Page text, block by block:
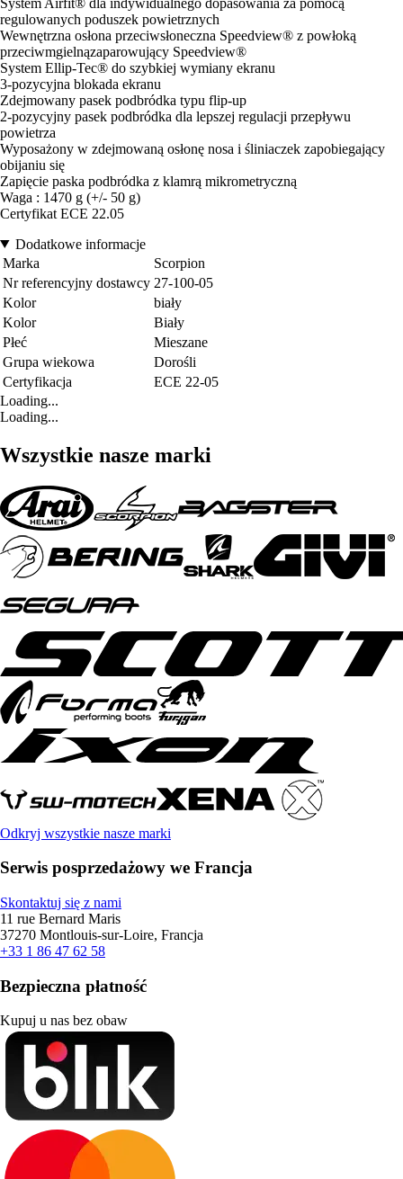
regulowanych poduszek powietrznych
Wewnętrzna osłona przeciwsłoneczna Speedview® z powłoką
przeciwmgielnązaparowujący Speedview®
System Ellip-Tec® do szybkiej wymiany ekranu
3-pozycyjna blokada ekranu
Zdejmowany pasek podbródka typu flip-up
2-pozycyjny pasek podbródka dla lepszej regulacji przepływu
powietrza
Wyposażony w zdejmowaną osłonę nosa i śliniaczek zapobiegający
obijaniu się
Zapięcie paska podbródka z klamrą mikrometryczną
Waga : 1470 g (+/- 50 g)
Certyfikat ECE 22.05
Dodatkowe informacje
Marka
Scorpion
Nr referencyjny dostawcy 27-100-05
Kolor
biały
Kolor
Biały
Płeć
Mieszane
Grupa wiekowa
Dorośli
Certyfikacja
ECE 22-05
Loading...
Loading...
Wszystkie nasze marki
Odkryj wszystkie nasze marki
Serwis posprzedażowy we Francja
Skontaktuj się z nami
11 rue Bernard Maris
37270 Montlouis-sur-Loire, Francja
+33 1 86 47 62 58
Bezpieczna płatność
Kupuj u nas bez obaw